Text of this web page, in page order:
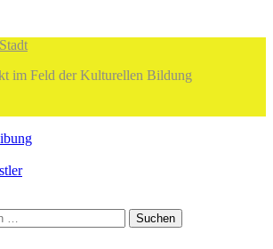
im Feld der Kulturellen Bildung